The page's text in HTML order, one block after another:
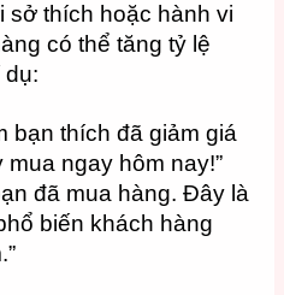
sở thích hoặc hành vi
có thể tăng tỷ lệ
dụ:
bạn thích đã giảm giá
ngay hôm nay!”
đã mua hàng. Đây là
biến khách hàng